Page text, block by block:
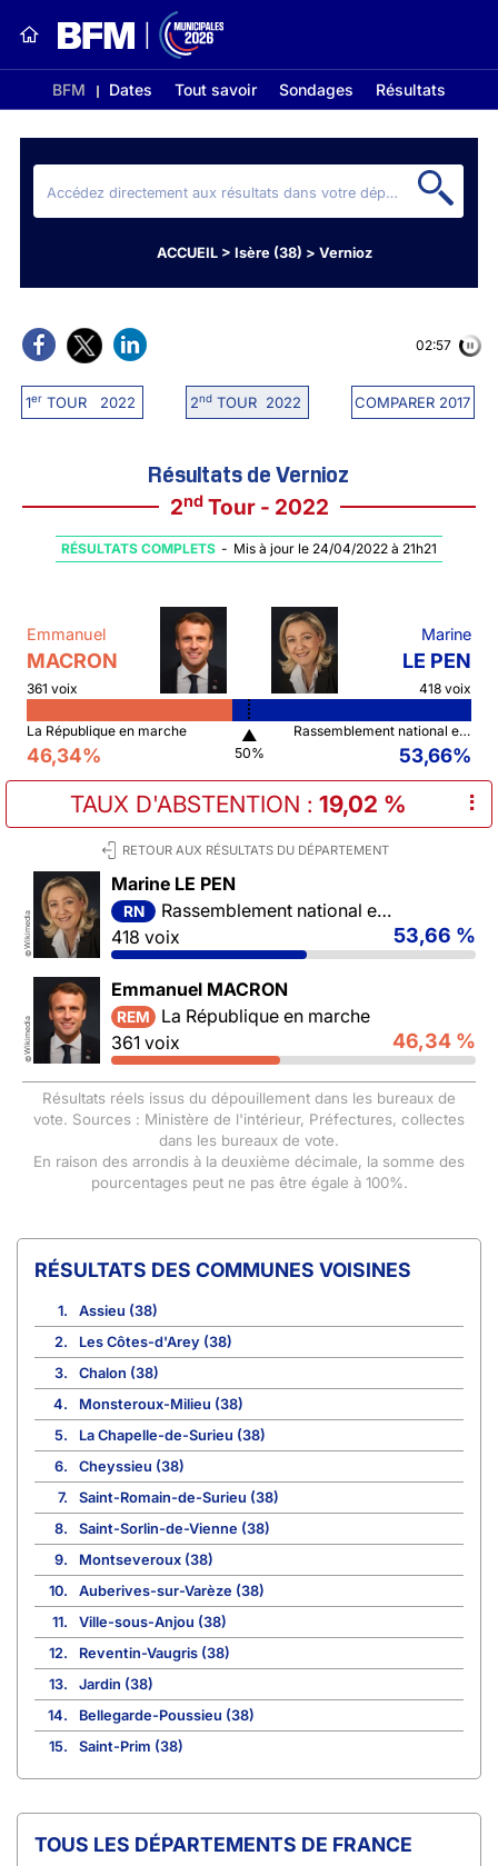
BFM Dates Tout savoir Sondages Résultats
ACCUEIL > Isère (38) > Vernioz
1erTOUR 2022 2ndTOUR 2022 COMPARER 2017
02:56
Résultats de Vernioz
2ndTour - 2022
RÉSULTATS COMPLETS - Mis à jour le 24/04/2022 à 21h21
Emmanuel
MACRON
361 voix
Marine
LE PEN
418 voix
La République en marche
46,34%
▲
50%
Rassemblement national et ses alliés
53,66%
TAUX D'ABSTENTION : 19,02 % ⠇
RETOUR AUX RÉSULTATS DU DÉPARTEMENT
©
Wikimedia
Marine LE PEN
RN
Rassemblement national et ses alliés
418 voix
53,66 %
©
Wikimedia
Emmanuel MACRON
REM
La République en marche
361 voix
46,34 %
Résultats réels issus du dépouillement dans les bureaux de
vote. Sources : Ministère de l'intérieur, Préfectures, collectes
dans les bureaux de vote.
En raison des arrondis à la deuxième décimale, la somme des
pourcentages peut ne pas être égale à 100%.
COMMUNES VOISINES
1.
Assieu (38)
2.
Les Côtes-d'Arey (38)
3.
Chalon (38)
4.
Monsteroux-Milieu (38)
5.
La Chapelle-de-Surieu (38)
6.
Cheyssieu (38)
7.
Saint-Romain-de-Surieu (38)
8.
Saint-Sorlin-de-Vienne (38)
9.
Montseveroux (38)
10.
Auberives-sur-Varèze (38)
11.
Ville-sous-Anjou (38)
12.
Reventin-Vaugris (38)
13.
Jardin (38)
14.
Bellegarde-Poussieu (38)
15.
Saint-Prim (38)
TOUS LES DÉPARTEMENTS DE FRANCE